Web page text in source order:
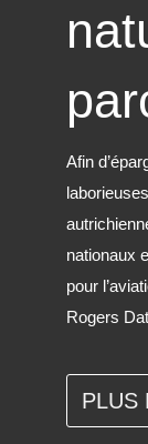
Afin
nationaux
pour
Rogers
PLUS